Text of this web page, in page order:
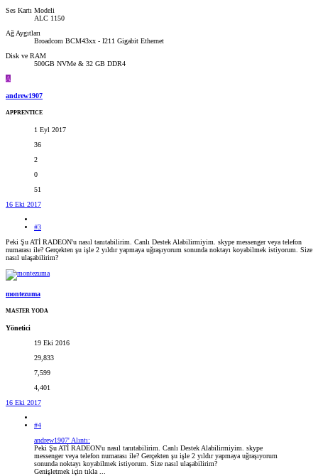
Ses Kartı Modeli
ALC 1150
Ağ Aygıtları
Broadcom BCM43xx - I211 Gigabit Ethernet
Disk ve RAM
500GB NVMe & 32 GB DDR4
A
andrew1907
APPRENTICE
1 Eyl 2017
36
2
0
51
16 Eki 2017
#3
Peki Şu ATİ RADEON'u nasıl tanıtabilirim. Canlı Destek Alabilirmiyim. skype messenger veya telefon
numarası ile? Gerçekten şu işle 2 yıldır yapmaya uğraşıyorum sonunda noktayı koyabilmek istiyorum. Size
nasıl ulaşabilirim?
montezuma
MASTER YODA
Yönetici
19 Eki 2016
29,833
7,599
4,401
16 Eki 2017
#4
andrew1907' Alıntı:
Peki Şu ATİ RADEON'u nasıl tanıtabilirim. Canlı Destek Alabilirmiyim. skype
messenger veya telefon numarası ile? Gerçekten şu işle 2 yıldır yapmaya uğraşıyorum
sonunda noktayı koyabilmek istiyorum. Size nasıl ulaşabilirim?
Genişletmek için tıkla ...